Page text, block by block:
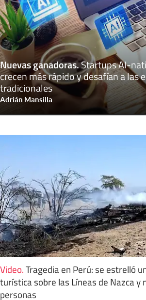
Nuevas ganadoras.Startups AI-
crecen más rápido y desafían a las
tradicionales
Adrián Mansilla
Video.Tragedia en Perú: se estrelló
turística sobre las Líneas de Nazca y
personas